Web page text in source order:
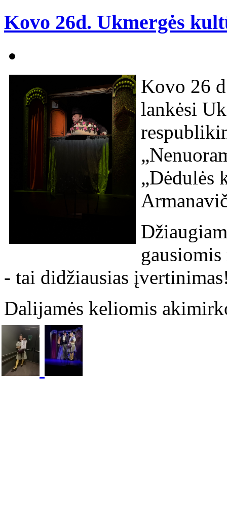
Kovo 26d. Ukmergės
Kovo 26
lankėsi
„Dėdulės
- tai didžiausias
Dalijamės keliomis